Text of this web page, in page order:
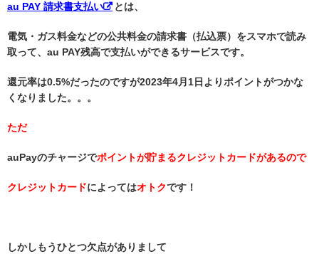
au PAY 請求書支払い とは、
電気・ガス料金などの公共料金の請求書（払込票）をスマホで読み
取って、au PAY残高で支払いができるサービスです。
還元率は0.5%だったのですが2023年4月1日よりポイントがつかな
くなりました。。。
ただ
auPayのチャージでポイントが貯まるクレジットカードがあるので
クレジットカードによってはオトクです！
しかしもうひとつ欠点がありまして